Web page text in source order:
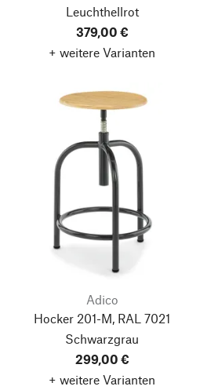
Leuchthellrot
379,00 €
+ weitere Varianten
Adico
Hocker 201-M, RAL 7021
Schwarzgrau
299,00 €
+ weitere Varianten